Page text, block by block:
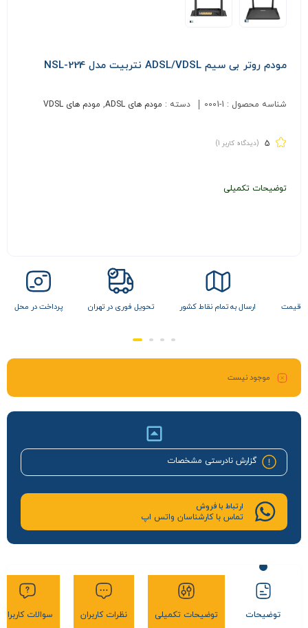
مودم روتر بی سیم ADSL/VDSL نتربیت مدل NSL-224
شناسه محصول : 0001-1 دسته : مودم های ADSL , مودم های VDSL
5 (دیدگاه کاربر 1
)
توضیحات تکمیلی
قیمت ارسال به تمام نقاط کشور تحویل فوری در تهران پرداخت در محل
موجود نیست
گزارش نادرستی مشخصات
ارتباط با فروش
تماس با کارشناسان واتس اپ
توضیحات توضیحات تکمیلی نظرات کاربران سوالات کاربران